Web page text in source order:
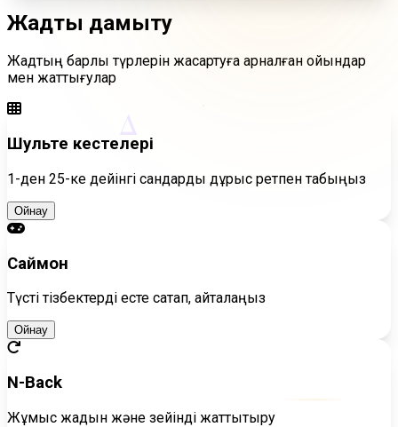
Δ
Жадты дамыту
Жадтың барлық түрлерін жақсартуға арналған ойындар
мен жаттығулар
Шульте кестелері
1-ден 25-ке дейінгі сандарды дұрыс ретпен табыңыз
Ойнау
Саймон
Түсті тізбектерді есте сақтап, қайталаңыз
Ойнау
N-Back
Жұмыс жадын және зейінді жаттықтыру